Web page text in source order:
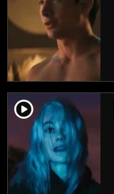
player2